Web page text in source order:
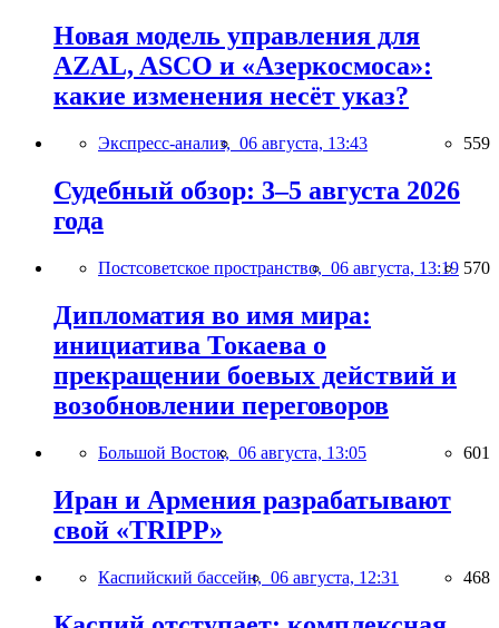
Новая модель управления для
AZAL, ASCO и «Азеркосмоса»:
какие изменения несёт указ?
Экспресс-анализ, 06 августа, 13:43 559
Судебный обзор: 3–5 августа 2026
года
Постсоветское пространство, 06 августа, 13:19 570
Дипломатия во имя мира:
инициатива Токаева о
прекращении боевых действий и
возобновлении переговоров
Большой Восток, 06 августа, 13:05 601
Иран и Армения разрабатывают
свой «TRIPP»
Каспийский бассейн, 06 августа, 12:31 468